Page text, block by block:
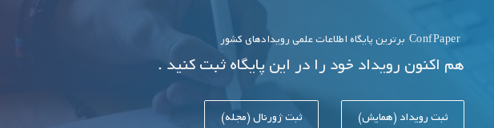
ConfPaper برترین پایگاه اطلاعات علمی رویدادهای کشور
هم اکنون رویداد خود را در این پایگاه ثبت کنید .
ثبت رویداد (همایش) ثبت ژورنال (مجله)